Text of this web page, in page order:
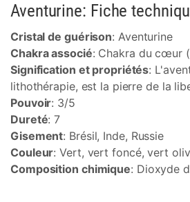
Aventurine: Fiche
Cristal de guérison: Aventurine
Chakra associé: Chakra du cœur
Signification et propriétés:
lithothérapie, est la pierre de la
Pouvoir: 3/5
Dureté: 7
Gisement: Brésil, Inde, Russie
Couleur: Vert, vert foncé, vert
Composition chimique: Dioxyde